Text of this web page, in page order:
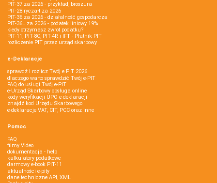
PIT-37 za 2026 - przykład, broszura
PIT-28 ryczałt za 2026
PIT-36 za 2026 - działalność gospodarcza
PIT-36L za 2026 - podatek liniowy 19%
kiedy otrzymasz zwrot podatku?
PIT-11, PIT-8C, PIT-4R i IFT - Płatnik PIT
rozliczenie PIT przez urząd skarbowy
e-Deklaracje
sprawdź i rozlicz Twój e PIT 2026
dlaczego warto sprawdzić Twój e-PIT
FAQ do usługi Twój e-PIT
e-Urząd Skarbowy obsługa online
kody weryfikacji UPO e-deklaracji
znajdź kod Urzędu Skarbowego
e-deklaracje VAT, CIT, PCC oraz inne
Pomoc
FAQ
filmy Video
dokumentacja - help
kalkulatory podatkowe
darmowy e-book PIT-11
aktualności e-pity
dane techniczne API, XML